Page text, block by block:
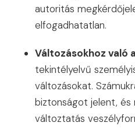
autoritás
elfogadhatatlan.
Változásokhoz való
tekintélyelvű
változásokat.
biztonságot jelent, és
változtatás